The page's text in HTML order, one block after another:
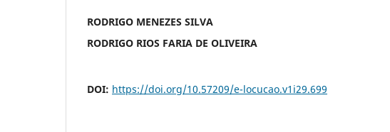
RODRIGO MENEZES SILVA
RODRIGO RIOS FARIA DE OLIVEIRA
DOI: https://doi.org/10.57209/e-locucao.v1i29.699